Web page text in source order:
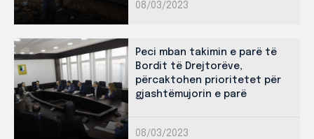
08/03/2023
Peci mban takimin e parë të
Bordit të Drejtorëve,
përcaktohen prioritetet për
gjashtëmujorin e parë
08/03/2023